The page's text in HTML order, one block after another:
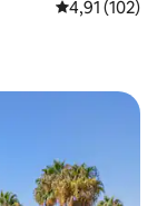
5 üzerinden
4,91 (102)